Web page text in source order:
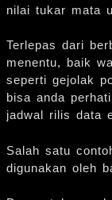
nilai tukar mata
Terlepas dari
menentu, baik
seperti gejolak
bisa anda
jadwal rilis data
Salah satu
digunakan oleh